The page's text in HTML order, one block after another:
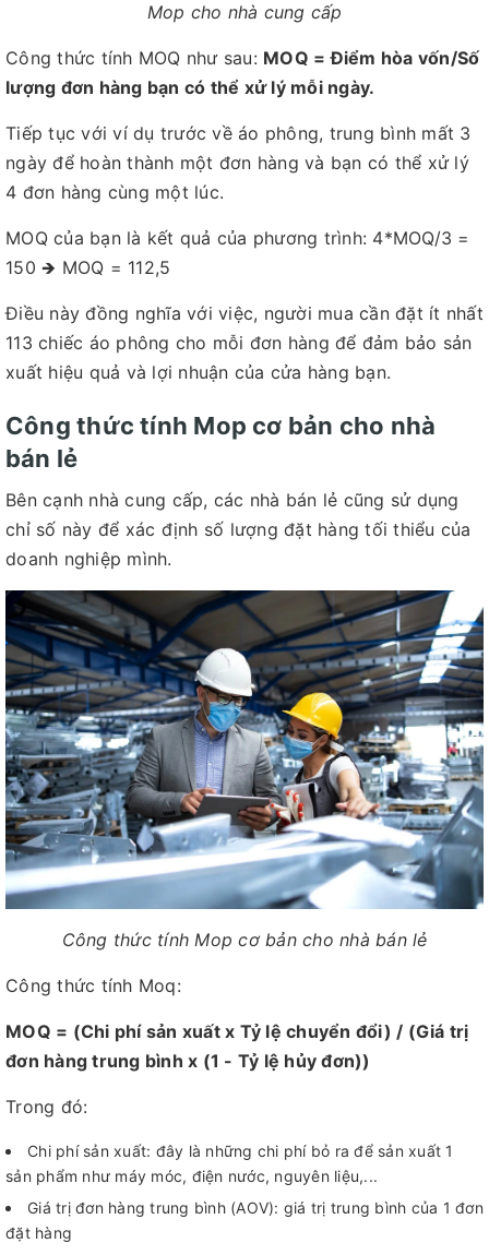
Mop cho nhà cung cấp
Công thức tính MOQ như sau: MOQ = Điểm hòa vốn/Số
lượng đơn hàng bạn có thể xử lý mỗi ngày.
Tiếp tục với ví dụ trước về áo phông, trung bình mất 3
ngày để hoàn thành một đơn hàng và bạn có thể xử lý
4 đơn hàng cùng một lúc.
MOQ của bạn là kết quả của phương trình: 4*MOQ/3 =
150 🡺 MOQ = 112,5
Điều này đồng nghĩa với việc, người mua cần đặt ít nhất
113 chiếc áo phông cho mỗi đơn hàng để đảm bảo sản
xuất hiệu quả và lợi nhuận của cửa hàng bạn.
Công thức tính Mop cơ bản cho nhà
bán lẻ
Bên cạnh nhà cung cấp, các nhà bán lẻ cũng sử dụng
chỉ số này để xác định số lượng đặt hàng tối thiểu của
doanh nghiệp mình.
Công thức tính Mop cơ bản cho nhà bán lẻ
Công thức tính Moq:
MOQ = (Chi phí sản xuất x Tỷ lệ chuyển đổi) / (Giá trị
đơn hàng trung bình x (1 - Tỷ lệ hủy đơn))
Trong đó:
Chi phí sản xuất: đây là những chi phí bỏ ra để sản xuất 1
sản phẩm như máy móc, điện nước, nguyên liệu,...
Giá trị đơn hàng trung bình (AOV): giá trị trung bình của 1 đơn
đặt hàng